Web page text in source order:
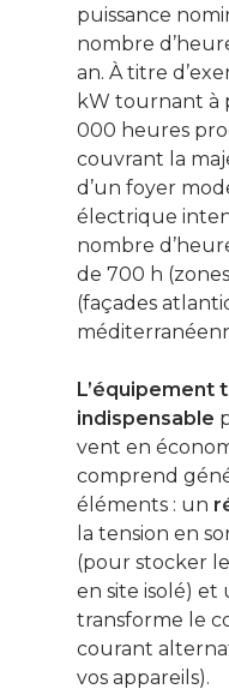
puissance
nombre
an. À titre
kW tournant à
000 heures
couvrant la
d’un foyer
électrique
nombre
de 700 h
(façades
L’équipement
indispensable
vent en
comprend
éléments : un
la tension en
(pour stocker
en site isolé) et
transforme le
courant
vos appareils).